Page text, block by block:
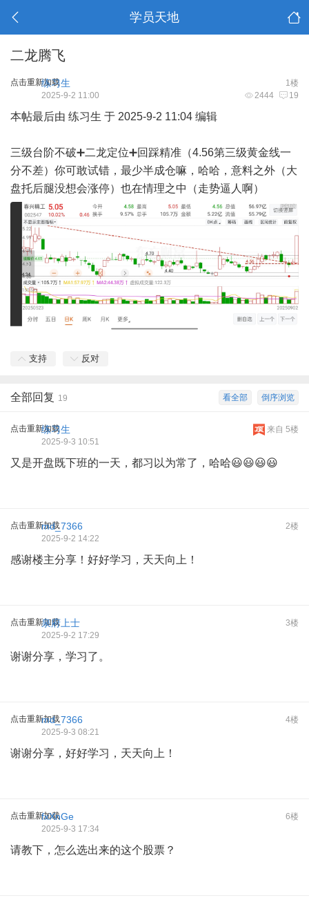
学员天地
二龙腾飞
点击重新加载 1楼
练习生
2444 19
2025-9-2 11:00
本帖最后由 练习生 于 2025-9-2 11:04 编辑
三级台阶不破➕二龙定位➕回踩精准（4.56第三级黄金线一
分不差）你可敢试错，最少半成仓嘛，哈哈，意料之外（大
盘托后腿没想会涨停）也在情理之中（走势逼人啊）
支持 反对
倒序浏览
看全部
全部回复 19
点击重新加载 来自 5楼
练习生
2025-9-3 10:51
又是开盘既下班的一天，都习以为常了，哈哈😃😃😃😃
点击重新加载 2楼
md_7366
2025-9-2 14:22
感谢楼主分享！好好学习，天天向上！
点击重新加载 3楼
泉府上士
2025-9-2 17:29
谢谢分享，学习了。
点击重新加载 4楼
md_7366
2025-9-3 08:21
谢谢分享，好好学习，天天向上！
点击重新加载 6楼
fxXnGe
2025-9-3 17:34
请教下，怎么选出来的这个股票？